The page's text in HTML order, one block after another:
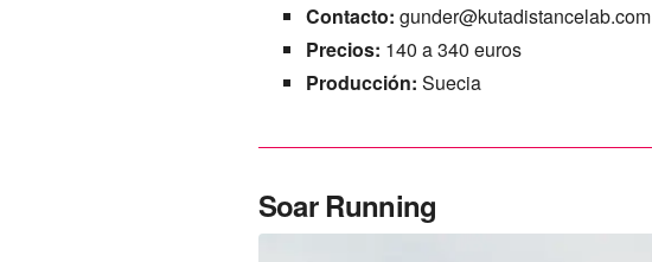
Contacto: gunder@kutadistancelab.com
Precios: 140 a 340 euros
Producción: Suecia
Soar Running